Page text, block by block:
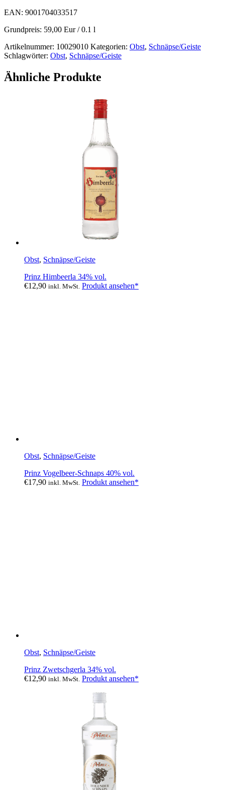
EAN: 9001704033517
Grundpreis: 59,00 Eur / 0.1 l
Artikelnummer: 10029010 Kategorien: Obst, Schnäpse/Geiste
Schlagwörter: Obst, Schnäpse/Geiste
Ähnliche Produkte
Obst, Schnäpse/Geiste
Prinz Himbeerla 34% vol.
€12,90 inkl. MwSt. Produkt ansehen*
Obst, Schnäpse/Geiste
Prinz Vogelbeer-Schnaps 40% vol.
€17,90 inkl. MwSt. Produkt ansehen*
Obst, Schnäpse/Geiste
Prinz Zwetschgerla 34% vol.
€12,90 inkl. MwSt. Produkt ansehen*